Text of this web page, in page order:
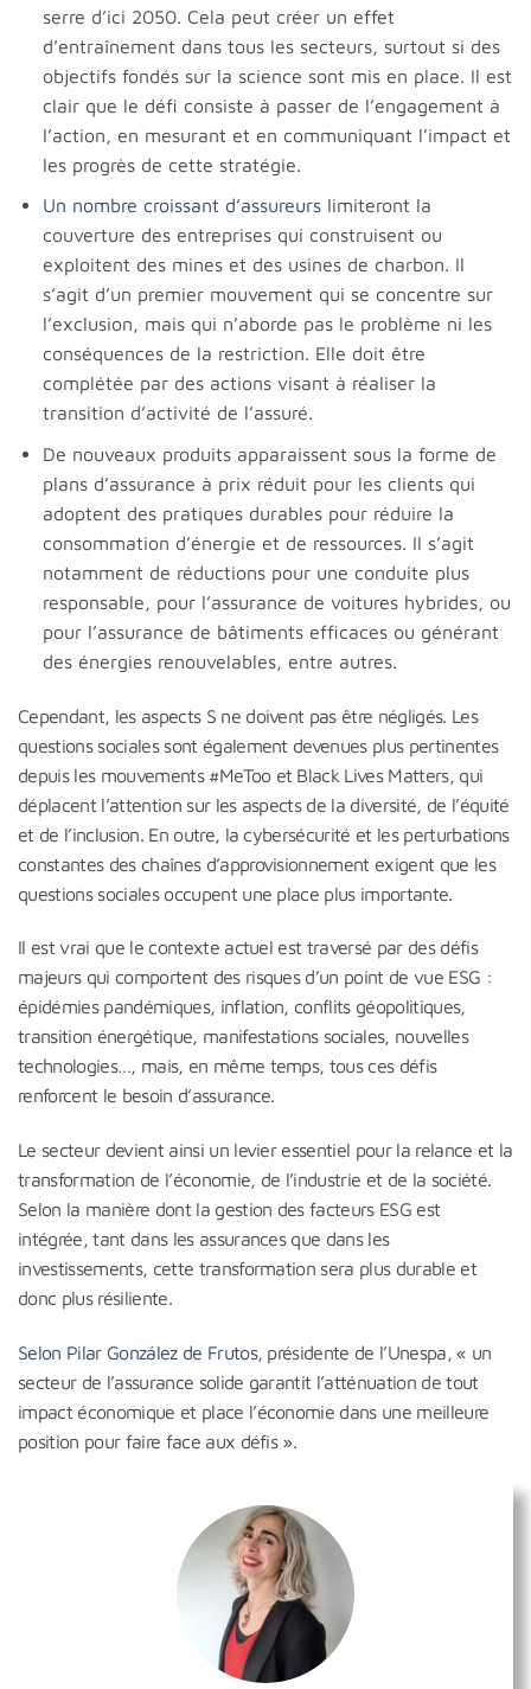
serre d’ici 2050. Cela peut créer un effet
d’entraînement dans tous les secteurs, surtout si des
objectifs fondés sur la science sont mis en place. Il est
clair que le défi consiste à passer de l’engagement à
l’action, en mesurant et en communiquant l’impact et
les progrès de cette stratégie.
Un nombre croissant d’assureurslimiteront la
couverture des entreprises qui construisent ou
exploitent des mines et des usines de charbon. Il
s’agit d’un premier mouvement qui se concentre sur
l’exclusion, mais qui n’aborde pas le problème ni les
conséquences de la restriction. Elle doit être
complétée par des actions visant à réaliser la
transition d’activité de l’assuré.
De nouveaux produits apparaissent sous la forme de
plans d’assurance à prix réduit pour les clients qui
adoptent des pratiques durables pour réduire la
consommation d’énergie et de ressources. Il s’agit
notamment de réductions pour une conduite plus
responsable, pour l’assurance de voitures hybrides, ou
pour l’assurance de bâtiments efficaces ou générant
des énergies renouvelables, entre autres.
Cependant, les aspects S ne doivent pas être négligés. Les
questions sociales sont également devenues plus pertinentes
depuis les mouvements #MeToo et Black Lives Matters, qui
déplacent l’attention sur les aspects de la diversité, de l’équité
et de l’inclusion. En outre, la cybersécurité et les perturbations
constantes des chaînes d’approvisionnement exigent que les
questions sociales occupent une place plus importante.
Il est vrai que le contexte actuel est traversé par des défis
majeurs qui comportent des risques d’un point de vue ESG :
épidémies pandémiques, inflation, conflits géopolitiques,
transition énergétique, manifestations sociales, nouvelles
technologies…, mais, en même temps, tous ces défis
renforcent le besoin d’assurance.
Le secteur devient ainsi un levier essentiel pour la relance et la
transformation de l’économie, de l’industrie et de la société.
Selon la manière dont la gestion des facteurs ESG est
intégrée, tant dans les assurances que dans les
investissements, cette transformation sera plus durable et
donc plus résiliente.
Selon Pilar González de Frutos, présidente de l’Unespa, « un
secteur de l’assurance solide garantit l’atténuation de tout
impact économique et place l’économie dans une meilleure
position pour faire face aux défis ».